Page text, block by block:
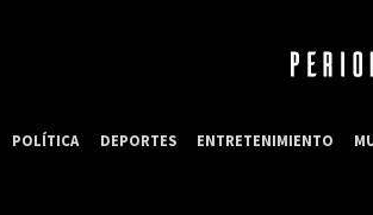
POLÍTICA DEPORTES ENTRETENIMIENTO